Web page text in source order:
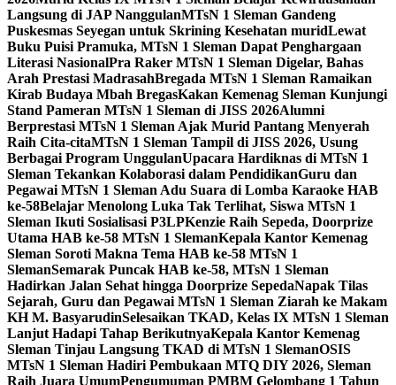
Langsung di JAP NanggulanMTsN 1 Sleman Gandeng
Puskesmas Seyegan untuk Skrining Kesehatan muridLewat
Buku Puisi Pramuka, MTsN 1 Sleman Dapat Penghargaan
Literasi NasionalPra Raker MTsN 1 Sleman Digelar, Bahas
Arah Prestasi MadrasahBregada MTsN 1 Sleman Ramaikan
Kirab Budaya Mbah BregasKakan Kemenag Sleman Kunjungi
Stand Pameran MTsN 1 Sleman di JISS 2026Alumni
Berprestasi MTsN 1 Sleman Ajak Murid Pantang Menyerah
Raih Cita-citaMTsN 1 Sleman Tampil di JISS 2026, Usung
Berbagai Program UnggulanUpacara Hardiknas di MTsN 1
Sleman Tekankan Kolaborasi dalam PendidikanGuru dan
Pegawai MTsN 1 Sleman Adu Suara di Lomba Karaoke HAB
ke-58Belajar Menolong Luka Tak Terlihat, Siswa MTsN 1
Sleman Ikuti Sosialisasi P3LPKenzie Raih Sepeda, Doorprize
Utama HAB ke-58 MTsN 1 SlemanKepala Kantor Kemenag
Sleman Soroti Makna Tema HAB ke-58 MTsN 1
SlemanSemarak Puncak HAB ke-58, MTsN 1 Sleman
Hadirkan Jalan Sehat hingga Doorprize SepedaNapak Tilas
Sejarah, Guru dan Pegawai MTsN 1 Sleman Ziarah ke Makam
KH M. BasyarudinSelesaikan TKAD, Kelas IX MTsN 1 Sleman
Lanjut Hadapi Tahap BerikutnyaKepala Kantor Kemenag
Sleman Tinjau Langsung TKAD di MTsN 1 SlemanOSIS
MTsN 1 Sleman Hadiri Pembukaan MTQ DIY 2026, Sleman
Raih Juara UmumPengumuman PMBM Gelombang 1 Tahun